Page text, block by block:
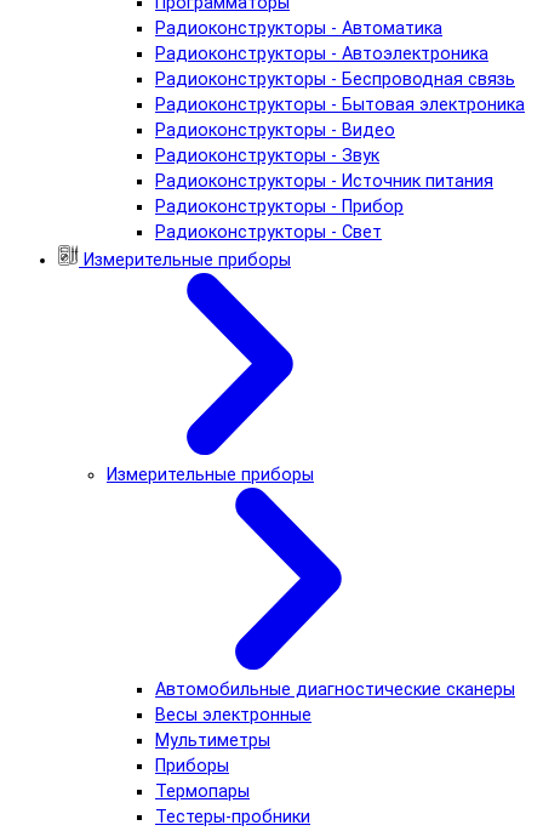
Радиоконструкторы - Автоматика
Радиоконструкторы - Автоэлектроника
Радиоконструкторы - Беспроводная связь
Радиоконструкторы - Бытовая электроника
Радиоконструкторы - Видео
Радиоконструкторы - Звук
Радиоконструкторы - Источник питания
Радиоконструкторы - Прибор
Радиоконструкторы - Свет
Измерительные приборы
Измерительные приборы
Автомобильные диагностические сканеры
Весы электронные
Мультиметры
Приборы
Термопары
Тестеры-пробники